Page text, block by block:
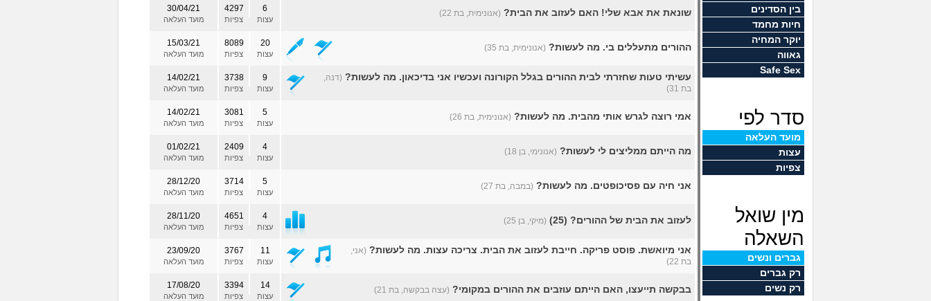
בין הסדינים
חיות מחמד
יוקר המחיה
גאווה
Safe Sex
סדר לפי
מועד העלאה
עצות
צפיות
מין שואל
השאלה
גברים ונשים
רק גברים
רק נשים
שונאת את אבא שלי! האם לעזוב את הבית? (אנונימית, בת 22) 30/04/21
מועד העלאה
4297
צפיות
6
עצות
ההורים מתעללים בי. מה לעשות? (אנונימית, בת 35) 15/03/21
מועד העלאה
8089
צפיות
20
עצות
עשיתי טעות שחזרתי לבית ההורים בגלל הקורונה ועכשיו אני בדיכאון. מה לעשות? (דנה,
בת 31)
14/02/21
מועד העלאה
3738
צפיות
9
עצות
אמי רוצה לגרש אותי מהבית. מה לעשות? (אנונימית, בת 26) 14/02/21
מועד העלאה
3081
צפיות
5
עצות
מה הייתם ממליצים לי לעשות? (אנונימי, בן 18) 01/02/21
מועד העלאה
2409
צפיות
4
עצות
אני חיה עם פסיכופטים. מה לעשות? (במבה, בת 27) 28/12/20
מועד העלאה
3714
צפיות
5
עצות
לעזוב את הבית של ההורים? (25) (מיקי, בן 25) 28/11/20
מועד העלאה
4651
צפיות
4
עצות
אני מיואשת. פוסט פריקה. חייבת לעזוב את הבית. צריכה עצות. מה לעשות? (אני,
בת 22)
23/09/20
מועד העלאה
3767
צפיות
11
עצות
בבקשה תייעצו, האם הייתם עוזבים את ההורים במקומי? (עצה בבקשה, בת 21) 17/08/20
מועד העלאה
3394
צפיות
14
עצות